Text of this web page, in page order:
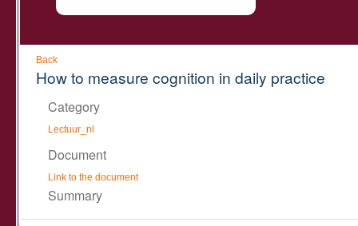
Back
How to measure cognition in daily practice
Category
Lectuur_nl
Document
Link to the document
Summary